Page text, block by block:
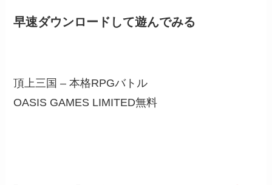
早速ダウンロードして遊んでみる
頂上三国 – 本格RPGバトル
OASIS GAMES LIMITED無料